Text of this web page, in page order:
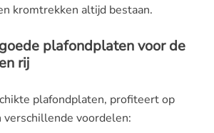
kromtrekken altijd bestaan.
plafondplaten voor de
rij
plafondplaten, profiteert op
verschillende voordelen: